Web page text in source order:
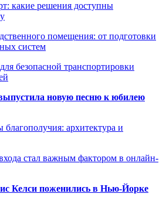
какие решения доступны
помещения: от подготовки
систем
безопасной транспортировки
новую песню к юбилею
архитектура и
стал важным фактором в онлайн-
Келси поженились в Нью-Йорке